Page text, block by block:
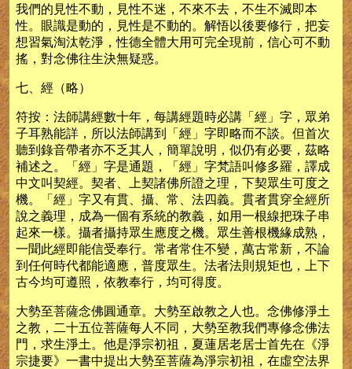
我們的見性不動，見性不迷，不來不去，不生不滅即本
性。眼識是動的，見性是不動的。解悟以後要修行，把妄
想習氣淘汰乾淨，性德全體大用可完全現前，信心可不動
搖，對念佛往生決無疑惑。
七、經（略）
符按：法師講經數十年，每講經題時必講「經」字，眾弟
子耳熟能詳，所以法師講到「經」字即略而不談。但首次
聽到錄音帶者亦不乏其人，簡單說明，似仍有必要，茲略
補述之。「經」字是通題，「經」字梵語叫修多羅，譯成
中文叫契經。契者、上契諸佛所證之理，下契眾生可度之
機。「經」字又有貫、攝、常、法四義。貫者貫穿全經所
說之義理，成為一個有系統的教義，如用一根線把珠子串
起來一樣。攝者攝持眾生應度之機。眾生善根機緣成熟，
一聞此經即能信受奉行。常者常住不變，萬古常新，不論
到任何時代都能適應，普度眾生。法者法則規矩也，上下
古今均可遵照，依教奉行，均可得度。
大勢至菩薩念佛圓通章。大勢至啟教之人也。念佛修淨土
之教，二十五位菩薩每人不同，大勢至教我們專修念佛法
門，求生淨土。他是淨宗初祖，夏蓮居老居士首先在《淨
宗捷要》一書中提出大勢至菩薩為淨宗初祖，在虛空法界